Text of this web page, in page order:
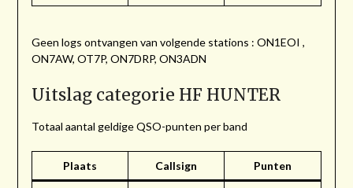
Geen logs ontvangen van volgende stations : ON1EOI ,
ON7AW, OT7P, ON7DRP, ON3ADN
Uitslag categorie HF HUNTER
Totaal aantal geldige QSO-punten per band
Plaats Callsign Punten